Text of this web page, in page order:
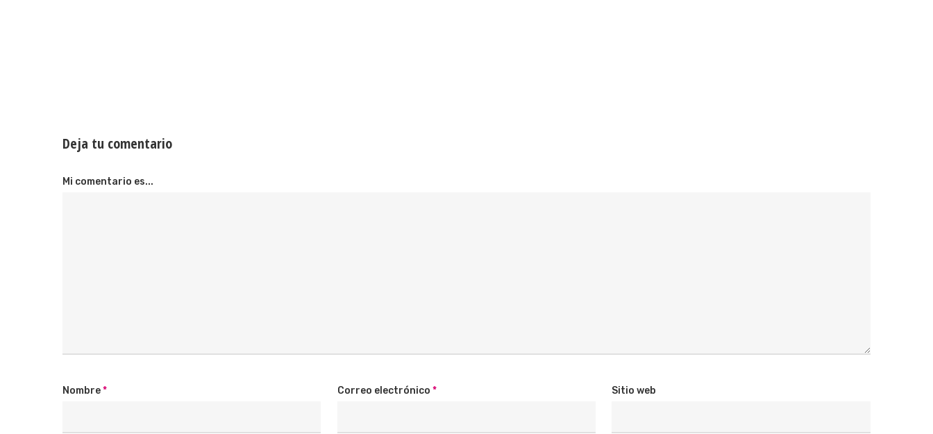
Deja tu comentario
Mi comentario es...
Nombre* Correo electrónico * Sitio web